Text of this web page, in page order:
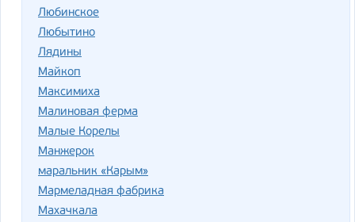
Любинское
Любытино
Лядины
Майкоп
Максимиха
Малиновая ферма
Малые Корелы
Манжерок
маральник «Карым»
Мармеладная фабрика
Махачкала